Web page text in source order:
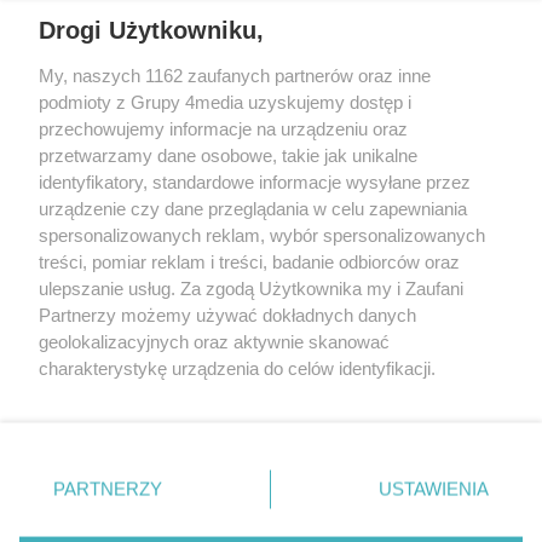
Redakcja Reklama Prywatność
Praca Łódź
the:protocol
Facebook.com
Youtube.com
Drogi Użytkowniku,
My, naszych 1162 zaufanych partnerów oraz inne
podmioty z Grupy 4media uzyskujemy dostęp i
przechowujemy informacje na urządzeniu oraz
przetwarzamy dane osobowe, takie jak unikalne
identyfikatory, standardowe informacje wysyłane przez
urządzenie czy dane przeglądania w celu zapewniania
spersonalizowanych reklam, wybór spersonalizowanych
treści, pomiar reklam i treści, badanie odbiorców oraz
ulepszanie usług. Za zgodą Użytkownika my i Zaufani
Partnerzy możemy używać dokładnych danych
geolokalizacyjnych oraz aktywnie skanować
charakterystykę urządzenia do celów identyfikacji.
zmienić/wycofać klikając przycisk ustawień prywatności
znajdujący się w lewym dolnym rogu strony
. Niektóre
PARTNERZY USTAWIENIA